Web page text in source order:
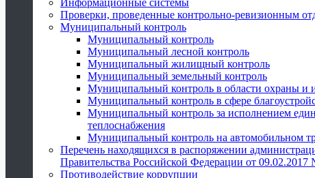
Информационные системы
Проверки, проведенные контрольно-ревизионным
Муниципальный контроль
Муниципальный контроль
Муниципальный лесной контроль
Муниципальный жилищный контроль
Муниципальный земельный контроль
Муниципальный контроль в области охраны и
Муниципальный контроль в сфере
Муниципальный контроль за исполнением
теплоснабжения
Муниципальный контроль на автомобильном
Перечень находящихся в распоряжении
Правительства Российской Федерации от 09.02.2017
Противодействие коррупции